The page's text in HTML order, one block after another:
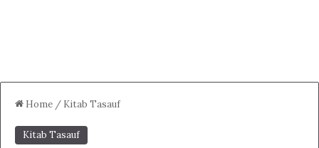
Home / Kitab Tasauf
Kitab Tasauf